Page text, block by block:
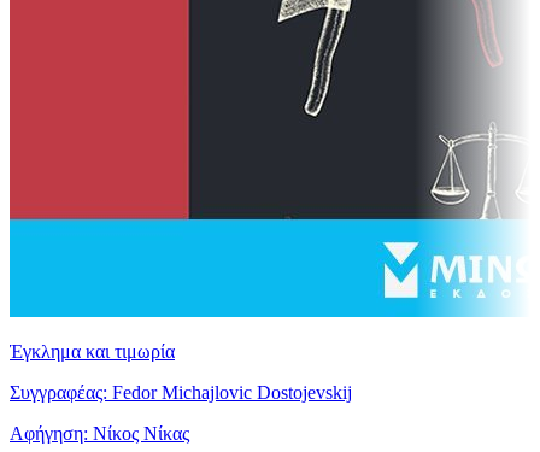
Έγκλημα και τιμωρία
Συγγραφέας: Fedor Michajlovic Dostojevskij
Αφήγηση: Νίκος Νίκας